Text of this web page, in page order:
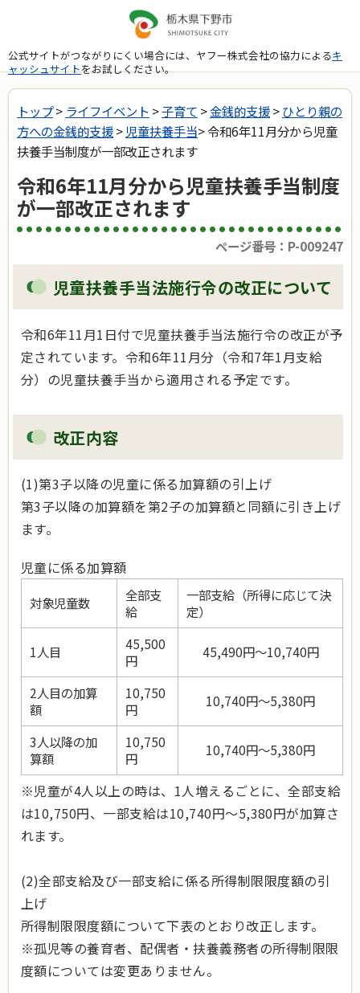
公式サイトがつながりにくい場合には、ヤフー株式会社の協力によるキ
ャッシュサイトをお試しください。
トップ> ライフイベント >子育て >金銭的支援>ひとり親の
方への金銭的支援> 児童扶養手当> 令和6年11月分から児童
扶養手当制度が一部改正されます
令和6年11月分から児童扶養手当制度
が一部改正されます
ページ番号：P-009247
児童扶養手当法施行令の改正について
令和6年11月1日付で児童扶養手当法施行令の改正が予
定されています。令和6年11月分（令和7年1月支給
分）の児童扶養手当から適用される予定です。
改正内容
(1)第3子以降の児童に係る加算額の引上げ
第3子以降の加算額を第2子の加算額と同額に引き上げ
ます。
児童に係る加算額
対象児童数
全部支
給
一部支給（所得に応じて決
定）
1人目
45,500
円
45,490円～10,740円
2人目の加算
額
10,750
円
10,740円～5,380円
3人以降の加
算額
10,750
円
10,740円～5,380円
※児童が4人以上の時は、1人増えるごとに、全部支給
は10,750円、一部支給は10,740円～5,380円が加算さ
れます。
(2)全部支給及び一部支給に係る所得制限限度額の引
上げ
所得制限限度額について下表のとおり改正します。
※孤児等の養育者、配偶者・扶養義務者の所得制限限
度額については変更ありません。